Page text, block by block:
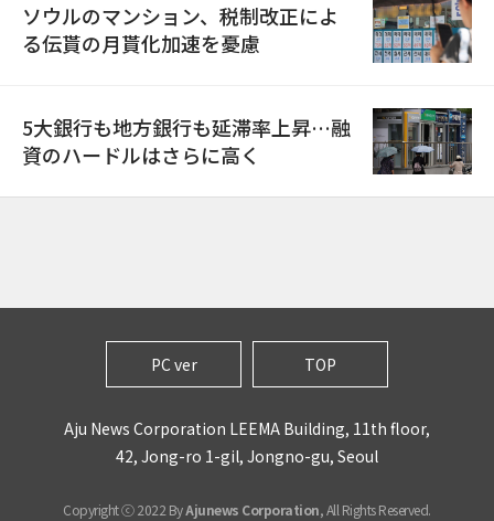
ソウルのマンション、税制改正によ
る伝貰の月貰化加速を憂慮
5大銀行も地方銀行も延滞率上昇…融
資のハードルはさらに高く
PC ver TOP
Aju News Corporation LEEMA Building, 11th floor,
42, Jong-ro 1-gil, Jongno-gu, Seoul
Copyright ⓒ 2022 ByAjunews Corporation, All Rights Reserved.